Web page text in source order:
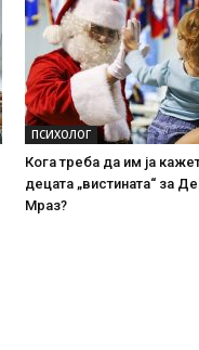
ПСИХОЛОГ
Кога треба да им ја
децата „вистината“ за
Мраз?